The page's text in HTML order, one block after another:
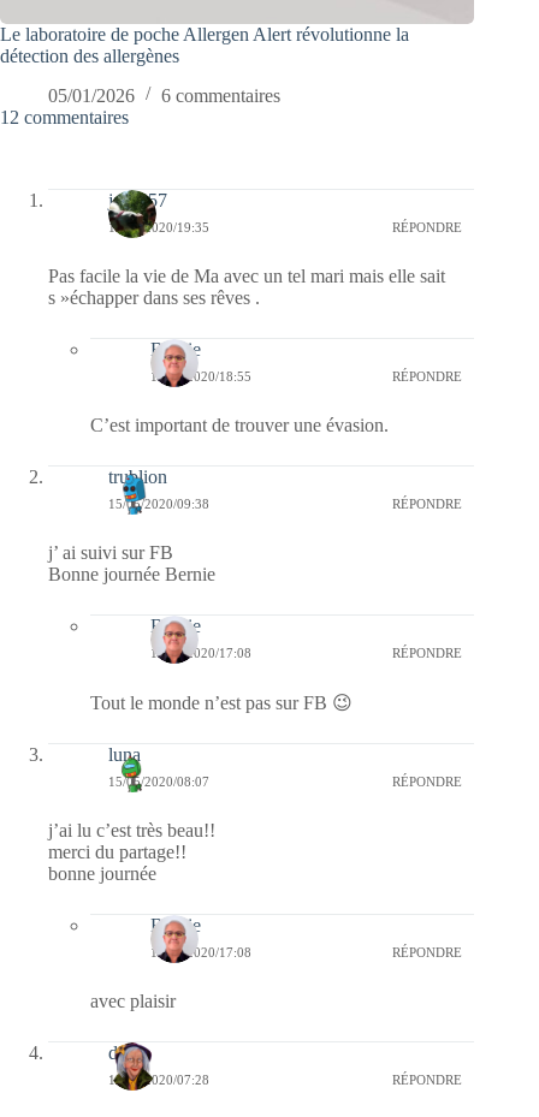
Le laboratoire de poche Allergen Alert révolutionne la
détection des allergènes
05/01/2026
6 commentaires
12 commentaires
jazzy57
17/05/2020/19:35 RÉPONDRE
Pas facile la vie de Ma avec un tel mari mais elle sait
s »échapper dans ses rêves .
Bernie
18/05/2020/18:55 RÉPONDRE
C’est important de trouver une évasion.
trublion
15/05/2020/09:38 RÉPONDRE
j’ ai suivi sur FB
Bonne journée Bernie
Bernie
15/05/2020/17:08 RÉPONDRE
Tout le monde n’est pas sur FB 😉
luna
15/05/2020/08:07 RÉPONDRE
j’ai lu c’est très beau!!
merci du partage!!
bonne journée
Bernie
15/05/2020/17:08 RÉPONDRE
avec plaisir
dom
15/05/2020/07:28 RÉPONDRE